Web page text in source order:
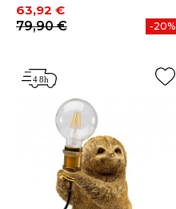
Prix
63,92 €
Prix de base
79,90 €
-20%